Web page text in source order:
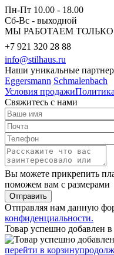
Пн-Пт 10.00 - 18.00
Сб-Вс - выходной
МЫ РАБОТАЕМ
+7 921 320 28 88
info@stilhaus.ru
Наши уникальные
Eggersmann Schmalenbach
Условия продажи
Свяжитесь с нами
Вы можете прикрепить
поможем вам с размерами
Отправить
Отправляя нам данную
конфиденциальности.
Товар успешно добавлен в
перейти в корзину